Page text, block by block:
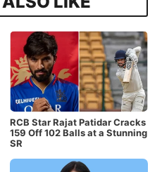
RCB Star Rajat Patidar Cracks
159 Off 102 Balls at a Stunning
SR